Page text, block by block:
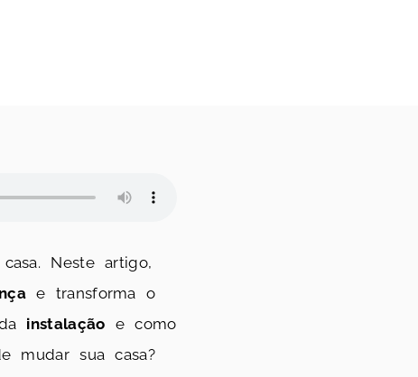
Neste artigo,
e transforma o
instalação e como
mudar sua casa?